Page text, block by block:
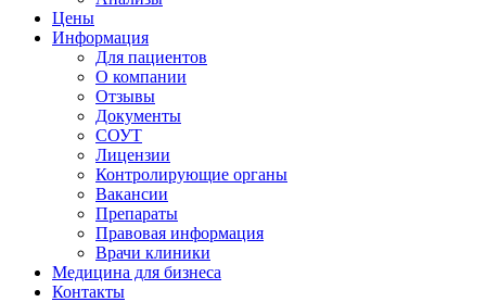
Цены
Информация
Для пациентов
О компании
Отзывы
Документы
СОУТ
Лицензии
Контролирующие органы
Вакансии
Препараты
Правовая информация
Врачи клиники
Медицина для бизнеса
Контакты